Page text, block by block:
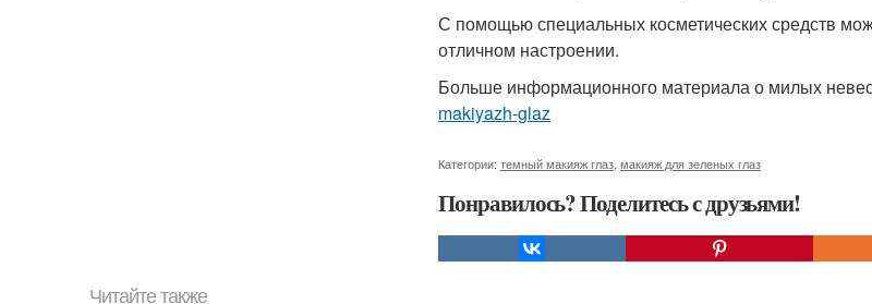
С помощью специальных косметических средств
отличном настроении.
Больше информационного материала о милых
makiyazh-glaz
Категории: темный макияж глаз макияж для зеленых глаз
Понравилось? Поделитесь с друзьями!
Читайте также